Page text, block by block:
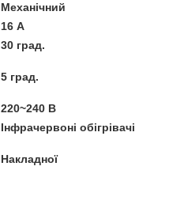
Механічний
16 А
30 град.
5 град.
220~240 В
Інфрачервоні обігрівачі
Накладної